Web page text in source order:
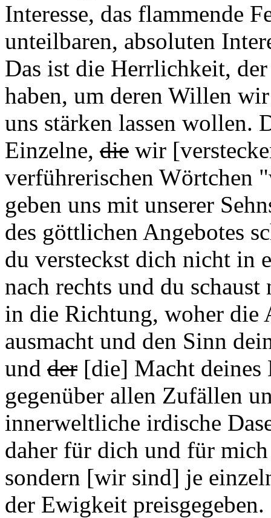
Interesse, das flammende
unteilbaren, absoluten
Das ist die Herrlichkeit,
haben, um deren Willen
uns stärken lassen wollen.
Einzelne, die wir
verführerischen Wörtchen
geben uns mit unserer
des göttlichen Angebotes
du versteckst dich nicht in
nach rechts und du
in die Richtung, woher
ausmacht und den Sinn
und der [die] Macht deines
gegenüber allen Zufällen
innerweltliche irdische
daher für dich und für
sondern [wir sind] je
der Ewigkeit preisgegeben.